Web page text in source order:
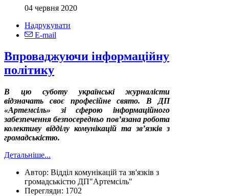
04 червня 2020
Надрукувати
E-mail
Впроваджуючи інформаційну
політику
В цю суботу українські журналісти
відзначать своє професійне свято. В ДП
«Артемсіль» зі сферою інформаційного
забезпечення безпосередньо пов’язана робота
колективу відділу комунікацій та зв’язків з
громадськістю.
Детальніше...
Автор: Відділ комунікацій та зв'язків з
громадськістю ДП"Артемсіль"
Перегляди: 1702